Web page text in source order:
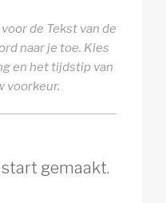
de Tekst van de
naar je toe. Kies
en het tijdstip van
voorkeur.
start gemaakt.